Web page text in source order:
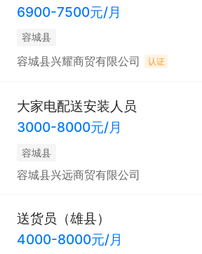
6900-7500元/月
容城县
容城县兴耀商贸有限公司 认证
大家电配送安装人员
3000-8000元/月
容城县
容城县兴远商贸有限公司
送货员（雄县）
4000-8000元/月